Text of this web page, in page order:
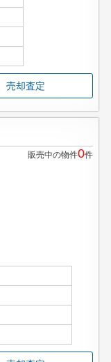
売却査定
販売中の物件0件